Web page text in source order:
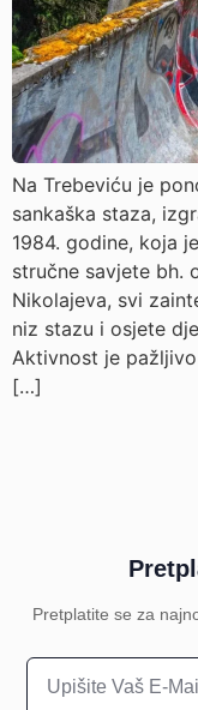
Na Trebeviću je
sankaška staza,
1984. godine, koja
stručne savjete bh.
Nikolajeva, svi
niz stazu i osjete
Aktivnost je
[…]
Pretplatite se za